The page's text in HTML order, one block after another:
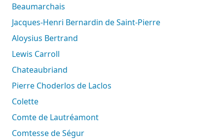
Beaumarchais
Jacques-Henri Bernardin de Saint-Pierre
Aloysius Bertrand
Lewis Carroll
Chateaubriand
Pierre Choderlos de Laclos
Colette
Comte de Lautréamont
Comtesse de Ségur